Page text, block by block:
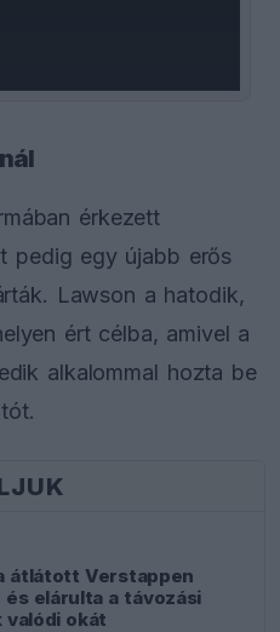
érkezett
pedig egy újabb erős
Lawson a hatodik,
ért célba, amivel a
alkalommal hozta be
átlátott Verstappen
elárulta a távozási
valódi okát